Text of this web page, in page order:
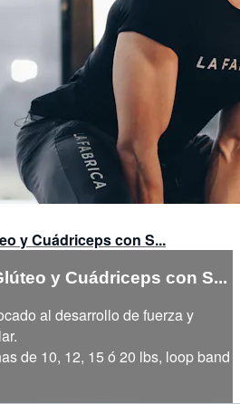
y Cuádriceps con S...
y Cuádriceps con S...
al desarrollo de fuerza y
de 10, 12, 15 ó 20 lbs, loop band